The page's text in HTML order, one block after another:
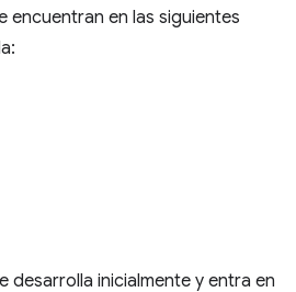
encuentran en las siguientes
desarrolla inicialmente y entra en